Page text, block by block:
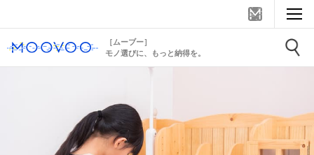
［ムーブー］
モノ選びに、もっと納得を。